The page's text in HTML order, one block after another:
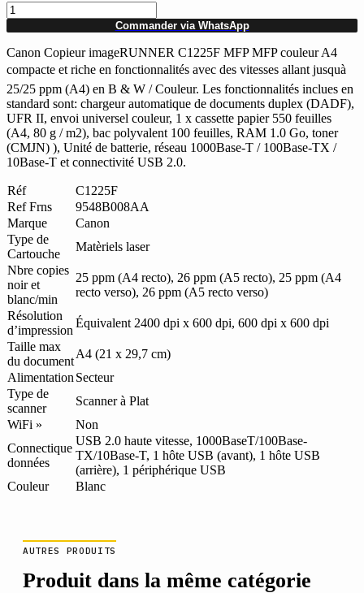
quantité
de
Copieur
multifonctions
laser
CANON
ImageRunner
C1225F
4en1
Recto
verso
automatique
9548B008AA
Commander via WhatsApp
Canon Copieur imageRUNNER C1225F MFP MFP couleur A4
compacte et riche en fonctionnalités avec des vitesses allant jusquà
25/25 ppm (A4) en B & W / Couleur. Les fonctionnalités inclues en
standard sont: chargeur automatique de documents duplex (DADF),
UFR II, envoi universel couleur, 1 x cassette papier 550 feuilles
(A4, 80 g / m2), bac polyvalent 100 feuilles, RAM 1.0 Go, toner
(CMJN) ), Unité de batterie, réseau 1000Base-T / 100Base-TX /
10Base-T et connectivité USB 2.0.
Réf
C1225F
Ref Frns
9548B008AA
Marque
Canon
Type de
Cartouche
Matèriels laser
Nbre copies
noir et
blanc/min
25 ppm (A4 recto), 26 ppm (A5 recto), 25 ppm (A4
recto verso), 26 ppm (A5 recto verso)
Résolution
d’impression
Équivalent 2400 dpi x 600 dpi, 600 dpi x 600 dpi
Taille max
du document
A4 (21 x 29,7 cm)
Alimentation Secteur
Type de
scanner
Scanner à Plat
WiFi »
Non
Connectique
données
USB 2.0 haute vitesse, 1000BaseT/100Base-
TX/10Base-T, 1 hôte USB (avant), 1 hôte USB
(arrière), 1 périphérique USB
Couleur
Blanc
AUTRES PRODUITS
Produit dans la même catégorie